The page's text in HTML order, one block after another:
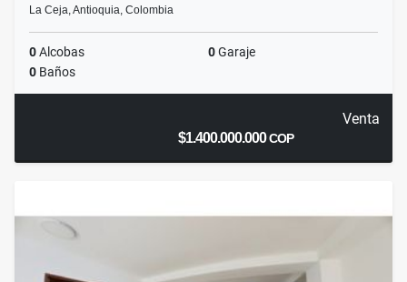
La Ceja, Antioquia, Colombia
0Alcobas 0Garaje
0 Baños
Venta
$1.400.000.000COP